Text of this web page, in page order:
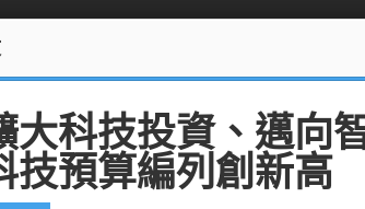
大科技投資、邁
技預算編列創新高